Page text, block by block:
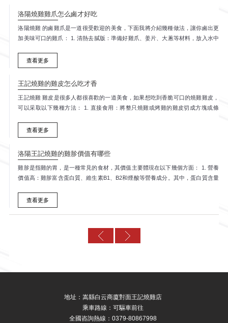
洛陽燒雞雞爪怎么鹵才好吃
洛陽燒雞 的鹵雞爪是一道很受歡迎的美食，下面我將介紹幾種做法，讓你鹵出更
加美味可口的雞爪： 1. 清熱去膩版：準備好雞爪、姜片、大蔥等材料，放入水中
加入醬油、冰...
查看更多
王記燒雞的雞皮怎么吃才香
王記燒雞 雞皮是很多人都很喜歡的一道美食，如果想吃到香脆可口的燒雞雞皮，
可以采取以下幾種方法： 1. 直接食用：將整只燒雞或烤雞的雞皮切成方塊或條
查看更多
洛陽王記燒雞的雞胗價值有哪些
雞胗是指雞的胃，是一種常見的食材，其價值主要體現在以下幾個方面： 1. 營養
價值高：雞胗富含蛋白質、維生素B1、B2和煙酸等營養成分。其中，蛋白質含量
查看更多
地址：嵩縣白云商廈對面王記燒雞店
乘車路線：可驅車前往
全國咨詢熱線：0379-80867998